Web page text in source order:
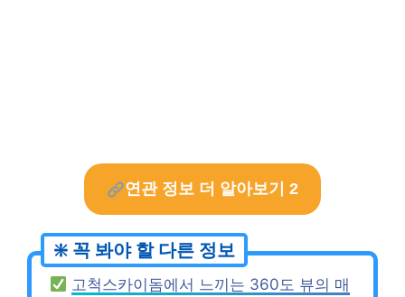
연관 정보 더 알아보기 2
고척스카이돔에서 느끼는 360도 뷰의 매